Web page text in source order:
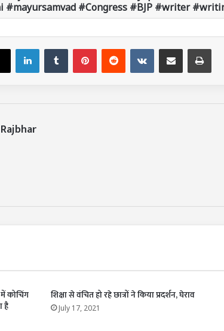
#mayursamvad #Congress #BJP #writer
LinkedIn VKontakte
कोचिंग
है
शिक्षा से वंचित हो रहे छात्रों ने किया प्रदर्शन, घेराव
July 17, 2021